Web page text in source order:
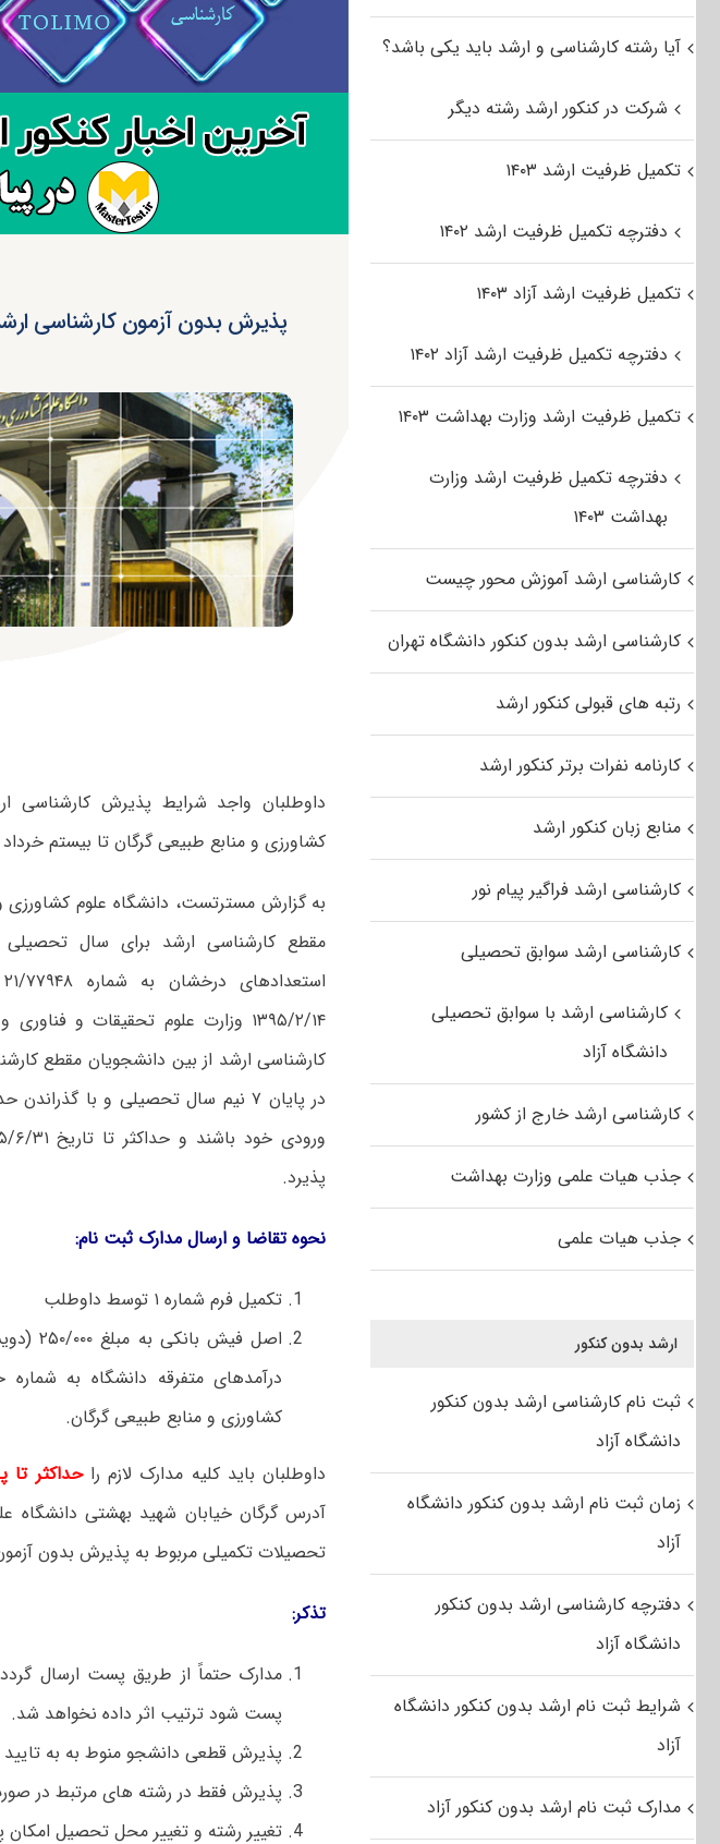
کشاورزی و منابع طبیعی گرگان تا بیستم
به گزارش مسترتست، دانشگاه علوم
۱۳۹۵/۲/۱۴ وزارت علوم تحقیقات
پذیرد.
نحوه تقاضا و ارسال مدارک ثبت نام:
تکمیل فرم شماره ۱ توسط داوطلب
اصل
کشاورزی و منابع طبیعی گرگان.
داوطلبان باید کلیه مدارک لازم راحداکثر تا
آدرس گرگان خیابان شهید بهشتی دانشگاه
تحصیلات تکمیلی مربوط به پذیرش بدون
تذکر:
مدارک حتماً از طریق پست ارسال
پست شود ترتیب اثر داده نخواهد شد.
پذیرش قطعی دانشجو منوط به به
پذیرش فقط در رشته های مرتبط در
تغییر رشته و تغییر محل تحصیل امکان
آیا رشته کارشناسی و ارشد باید یکی باشد؟
شرکت در کنکور ارشد رشته دیگر
تکمیل ظرفیت ارشد ۱۴۰۳
دفترچه تکمیل ظرفیت ارشد ۱۴۰۲
تکمیل ظرفیت ارشد آزاد ۱۴۰۳
دفترچه تکمیل ظرفیت ارشد آزاد ۱۴۰۲
تکمیل ظرفیت ارشد وزارت بهداشت ۱۴۰۳
دفترچه تکمیل ظرفیت ارشد وزارت
بهداشت ۱۴۰۳
کارشناسی ارشد آموزش محور چیست
کارشناسی ارشد بدون کنکور دانشگاه تهران
رتبه های قبولی کنکور ارشد
کارنامه نفرات برتر کنکور ارشد
منابع زبان کنکور ارشد
کارشناسی ارشد فراگیر پیام نور
کارشناسی ارشد سوابق تحصیلی
کارشناسی ارشد با سوابق تحصیلی
دانشگاه آزاد
کارشناسی ارشد خارج از کشور
جذب هیات علمی وزارت بهداشت
جذب هیات علمی
ارشد بدون کنکور
ثبت نام کارشناسی ارشد بدون کنکور
دانشگاه آزاد
زمان ثبت نام ارشد بدون کنکور دانشگاه
آزاد
دفترچه کارشناسی ارشد بدون کنکور
دانشگاه آزاد
شرایط ثبت نام ارشد بدون کنکور دانشگاه
آزاد
مدارک ثبت نام ارشد بدون کنکور آزاد